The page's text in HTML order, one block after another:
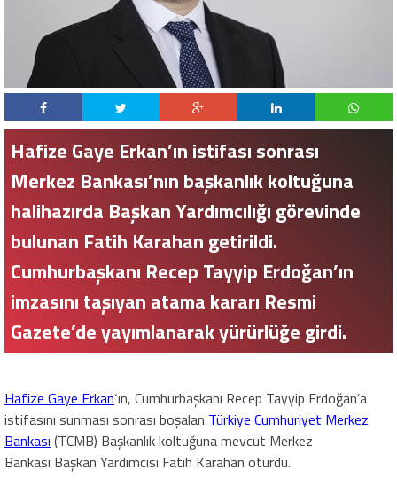
Hafize Gaye Erkan’ın istifası sonrası
Merkez Bankası’nın başkanlık koltuğuna
halihazırda Başkan Yardımcılığı görevinde
bulunan Fatih Karahan getirildi.
Cumhurbaşkanı Recep Tayyip Erdoğan’ın
imzasını taşıyan atama kararı Resmi
Gazete’de yayımlanarak yürürlüğe girdi.
Hafize Gaye Erkan‘ın, Cumhurbaşkanı Recep Tayyip Erdoğan’a
istifasını sunması sonrası boşalan Türkiye Cumhuriyet Merkez
Bankası (TCMB) Başkanlık koltuğuna mevcut Merkez
Bankası Başkan Yardımcısı Fatih Karahan oturdu.